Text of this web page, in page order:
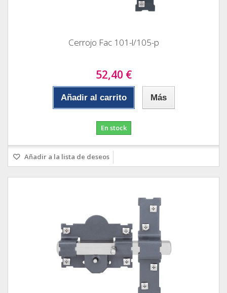
Cerrojo Fac 101-l/105-p
52,40 €
Añadir al carrito Más
En stock
Añadir a la lista de deseos